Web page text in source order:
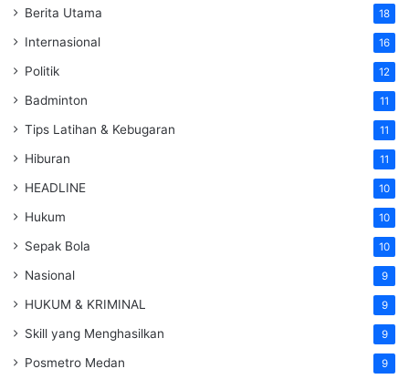
Berita Utama 18
Internasional 16
Politik 12
Badminton 11
Tips Latihan & Kebugaran 11
Hiburan 11
HEADLINE 10
Hukum 10
Sepak Bola 10
Nasional 9
HUKUM & KRIMINAL 9
Skill yang Menghasilkan 9
Posmetro Medan 9